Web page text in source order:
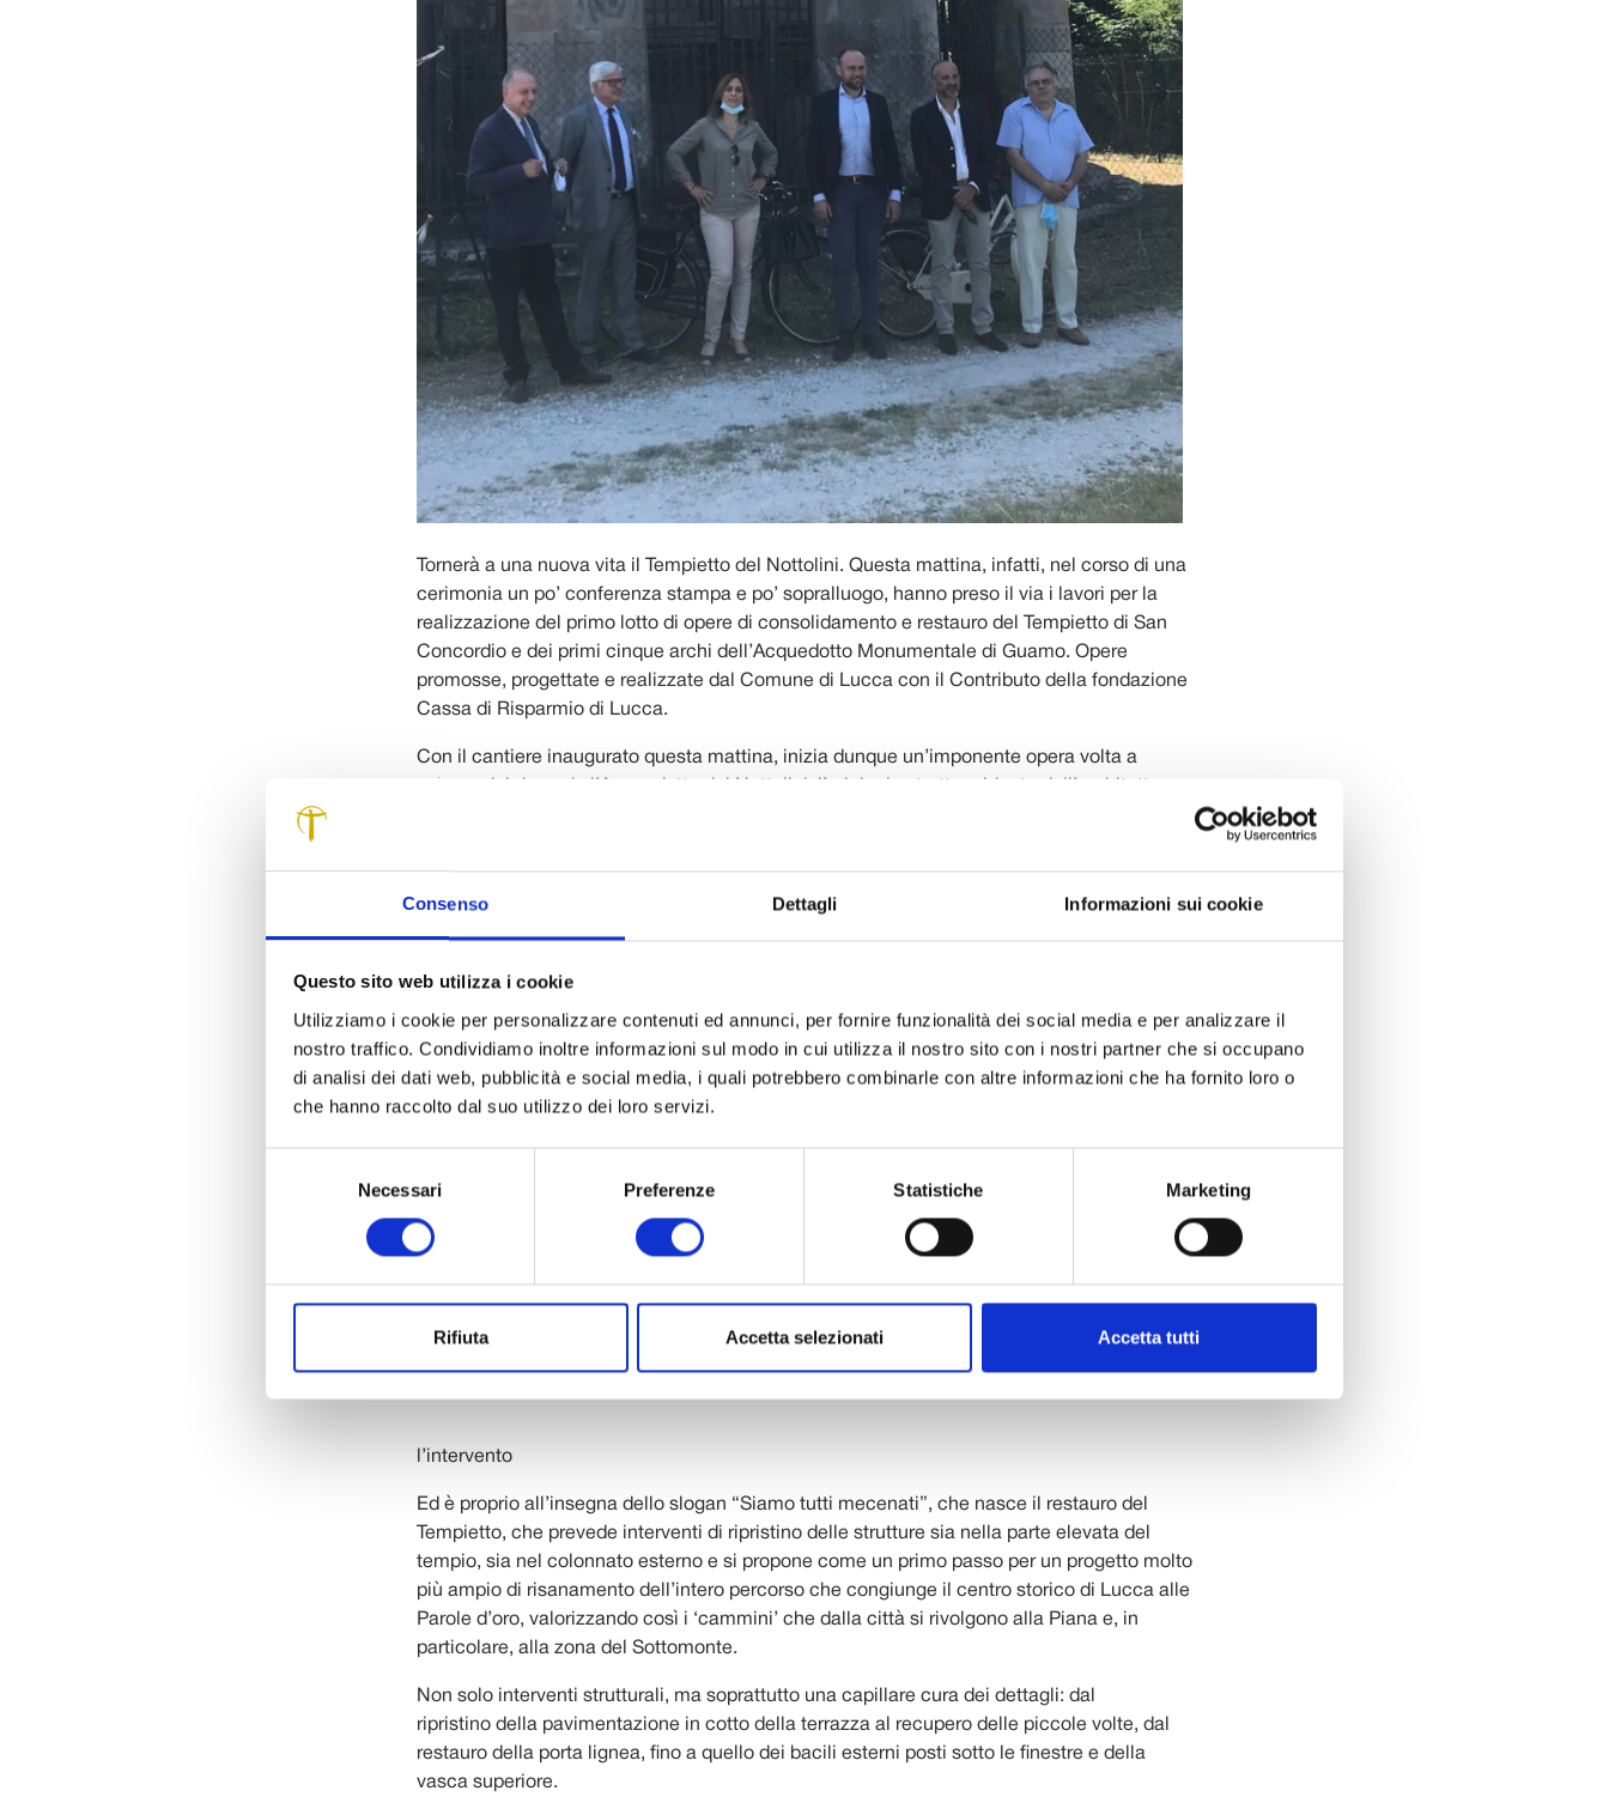
Consenso Dettagli Informazioni sui cookie
Questo sito web utilizza i cookie
Utilizziamo i cookie per personalizzare contenuti ed annunci, per fornire funzionalità dei social media e per analizzare il
nostro traffico. Condividiamo inoltre informazioni sul modo in cui utilizza il nostro sito con i nostri partner che si occupano
di analisi dei dati web, pubblicità e social media, i quali potrebbero combinarle con altre informazioni che ha fornito loro o
che hanno raccolto dal suo utilizzo dei loro servizi.
Necessari Preferenze Statistiche Marketing
Rifiuta Accetta selezionati Accetta tutti
Tornerà a una nuova vita il Tempietto del Nottolini. Questa mattina, infatti, nel corso di una
cerimonia un po’ conferenza stampa e po’ sopralluogo, hanno preso il via i lavori per la
realizzazione del primo lotto di opere di consolidamento e restauro del Tempietto di San
Concordio e dei primi cinque archi dell’Acquedotto Monumentale di Guamo. Opere
promosse, progettate e realizzate dal Comune di Lucca con il Contributo della fondazione
Cassa di Risparmio di Lucca.
Con il cantiere inaugurato questa mattina, inizia dunque un’imponente opera volta a
dovuto all’inclemente incedere del tempo – un’evidenza architettonica che ancora oggi
rappresenta un bellissimo e simbolico collegamento tra il capoluogo e il territorio. Il
le pregiate acque di Guamo.
art bonus
quest’ultimo, disposto nell’ambito dell’Art Bonus, e cioè del credito d’imposta fino al 65%
concesso dal Governo nazionale, che ha consentito di promuovere con forza una nuova
stagione di collaborazione tra pubblico e privato. Un “nuovo mecenatismo”, dunque,
valorizzazione del patrimonio culturale locale. Con un duplice obiettivo: da un lato, attrarre
ulteriori risorse, svolgendo così un ruolo di catalizzatore; dall’altro, promuovere il senso di
l’intervento
Ed è proprio all’insegna dello slogan “Siamo tutti mecenati”, che nasce il restauro del
Tempietto, che prevede interventi di ripristino delle strutture sia nella parte elevata del
tempio, sia nel colonnato esterno e si propone come un primo passo per un progetto molto
più ampio di risanamento dell’intero percorso che congiunge il centro storico di Lucca alle
Parole d’oro, valorizzando così i ‘cammini’ che dalla città si rivolgono alla Piana e, in
particolare, alla zona del Sottomonte.
Non solo interventi strutturali, ma soprattutto una capillare cura dei dettagli: dal
ripristino della pavimentazione in cotto della terrazza al recupero delle piccole volte, dal
restauro della porta lignea, fino a quello dei bacili esterni posti sotto le finestre e della
vasca superiore.